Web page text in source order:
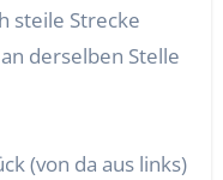
steile Strecke
derselben Stelle
(von da aus links)